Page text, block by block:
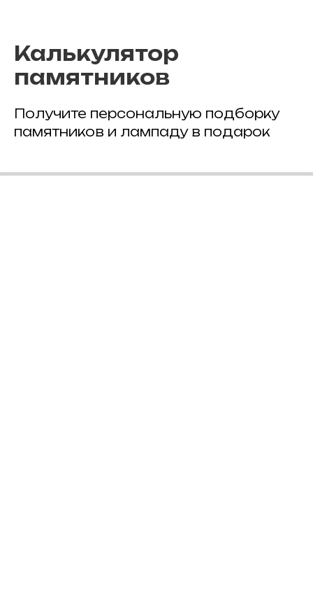
Калькулятор
памятников
Получите персональную подборку
памятников и лампаду в подарок